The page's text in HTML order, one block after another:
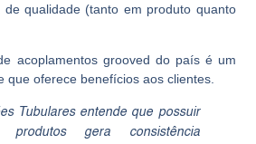
de qualidade (tanto em produto quanto
acoplamentos grooved do país é um
que oferece benefícios aos clientes.
Tubulares entende que possuir
produtos gera consistência